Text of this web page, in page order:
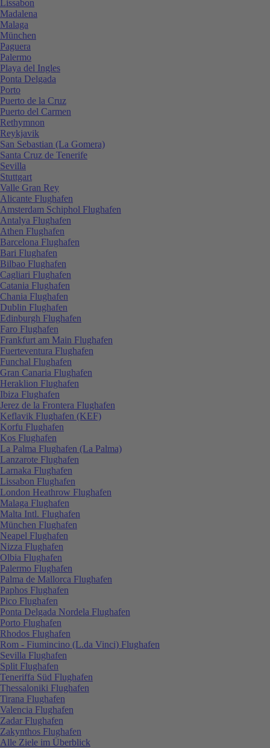
Lissabon
Madalena
Malaga
München
Paguera
Palermo
Playa del Ingles
Ponta Delgada
Porto
Puerto de la Cruz
Puerto del Carmen
Rethymnon
Reykjavik
San Sebastian (La Gomera)
Santa Cruz de Tenerife
Sevilla
Stuttgart
Valle Gran Rey
Alicante Flughafen
Amsterdam Schiphol Flughafen
Antalya Flughafen
Athen Flughafen
Barcelona Flughafen
Bari Flughafen
Bilbao Flughafen
Cagliari Flughafen
Catania Flughafen
Chania Flughafen
Dublin Flughafen
Edinburgh Flughafen
Faro Flughafen
Frankfurt am Main Flughafen
Fuerteventura Flughafen
Funchal Flughafen
Gran Canaria Flughafen
Heraklion Flughafen
Ibiza Flughafen
Jerez de la Frontera Flughafen
Keflavik Flughafen (KEF)
Korfu Flughafen
Kos Flughafen
La Palma Flughafen (La Palma)
Lanzarote Flughafen
Larnaka Flughafen
Lissabon Flughafen
London Heathrow Flughafen
Malaga Flughafen
Malta Intl. Flughafen
München Flughafen
Neapel Flughafen
Nizza Flughafen
Olbia Flughafen
Palermo Flughafen
Palma de Mallorca Flughafen
Paphos Flughafen
Pico Flughafen
Ponta Delgada Nordela Flughafen
Porto Flughafen
Rhodos Flughafen
Rom - Fiumincino (L.da Vinci) Flughafen
Sevilla Flughafen
Split Flughafen
Teneriffa Süd Flughafen
Thessaloniki Flughafen
Tirana Flughafen
Valencia Flughafen
Zadar Flughafen
Zakynthos Flughafen
Alle Ziele im Überblick